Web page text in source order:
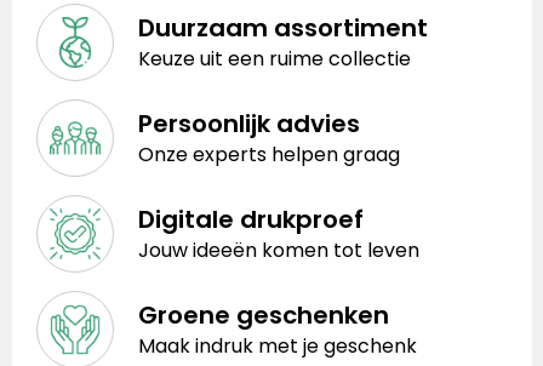
Duurzaam assortiment
Keuze uit een ruime collectie
Persoonlijk advies
Onze experts helpen graag
Digitale drukproef
Jouw ideeën komen tot leven
Groene geschenken
Maak indruk met je geschenk